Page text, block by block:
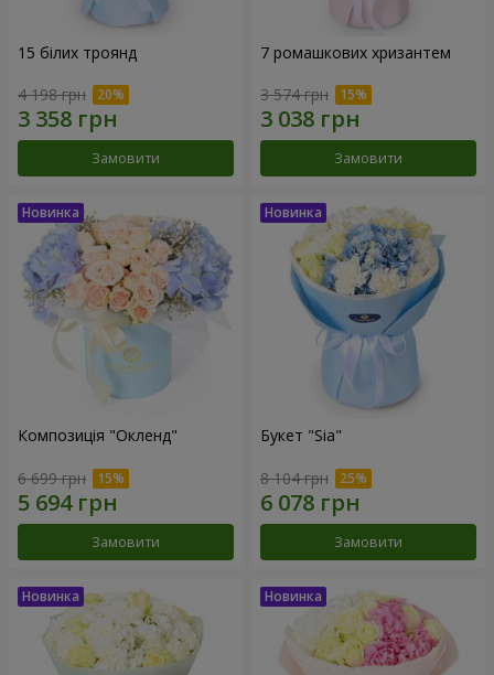
15 білих троянд
4 198 грн
Замовити
7 ромашкових хризантем
3 574 грн
Замовити
Композиція "Окленд"
6 699 грн
Замовити
Букет "Sia"
8 104 грн
Замовити